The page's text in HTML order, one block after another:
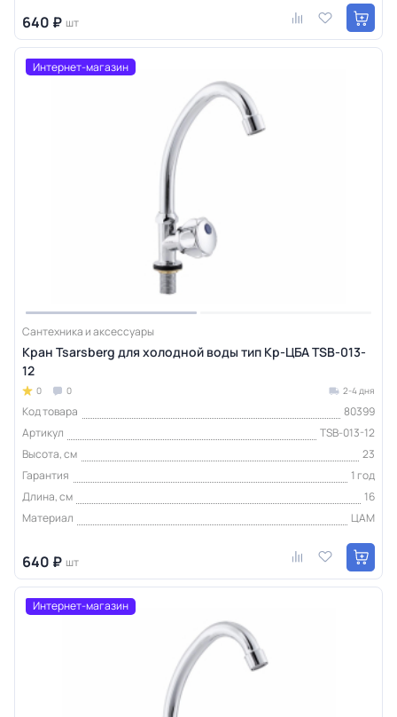
640 ₽ шт
Интернет-магазин
Сантехника и аксессуары
Кран Tsarsberg для холодной воды тип Кр-ЦБА TSB-013-
12
0 0 2-4 дня
Код товара
80399
Артикул
TSB-013-12
Высота, см
23
Гарантия
1 год
Длина, см
16
Материал
ЦАМ
640 ₽ шт
Интернет-магазин